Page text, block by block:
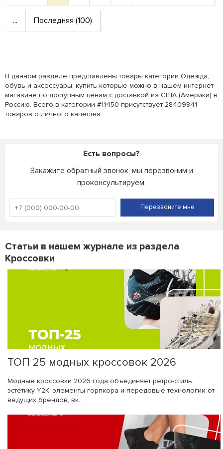
... Последняя (100)
В данном разделе представлены товары категории Одежда,
обувь и аксессуары, купить которые можно в нашем интернет-
магазине по доступным ценам с доставкой из США (Америки) в
Россию. Всего в категории #11450 присутствует 28409841
товаров отличного качества.
Есть вопросы?
Закажите обратный звонок, мы перезвоним и
проконсультируем.
Статьи в нашем журнале из раздела
Кроссовки
ТОП 25 модных кроссовок 2026
Модные кроссовки 2026 года объединяет ретро-стиль,
эстетику Y2K, элементы горпкора и передовые технологии от
ведущих брендов, вк...